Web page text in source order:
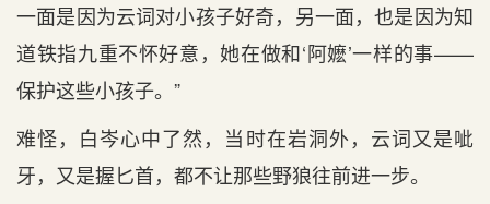
一面是因为云词对小孩子好奇，另一面，也是因为知
道铁指九重不怀好意，她在做和‘阿嬷’一样的事——
保护这些小孩子。”
难怪，白岑心中了然，当时在岩洞外，云词又是呲
牙，又是握匕首，都不让那些野狼往前进一步。